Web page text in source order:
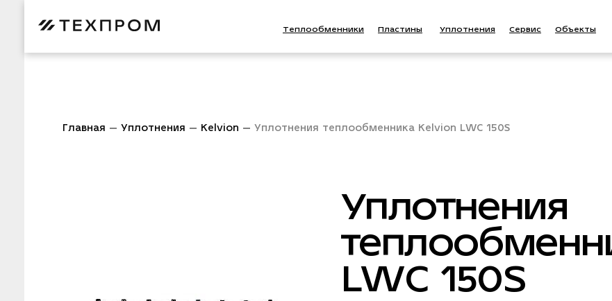
Теплообменники Пластины Уплотнения Сервис Объекты
Главная Уплотнения Kelvion Уплотнения теплообменника Kelvion LWC 150S
Уплотнения
LWC 150S